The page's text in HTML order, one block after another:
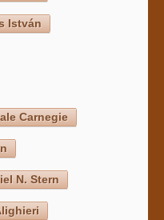
István
Carnegie
N. Stern